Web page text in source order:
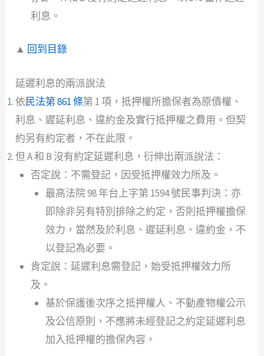
利息。
▲ 回到目錄
延遲利息的兩派說法
依民法第 861 條第 1 項，抵押權所擔保者為原債權、
利息、遲延利息、違約金及實行抵押權之費用。但契
約另有約定者，不在此限。
但 A 和 B 沒有約定延遲利息，衍伸出兩派說法：
否定說：不需登記，因受抵押權效力所及。
最高法院 98 年台上字第 1594 號民事判決：亦
即除非另有特別排除之約定，否則抵押權擔保
效力，當然及於利息、遲延利息、違約金，不
以登記為必要。
肯定說：延遲利息需登記，始受抵押權效力所
及。
基於保護後次序之抵押權人、不動產物權公示
及公信原則，不應將未經登記之約定延遲利息
加入抵押權的擔保內容。